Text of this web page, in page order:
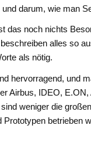
darum, wie man
das noch nichts
alles so
als nötig.
hervorragend, und
Airbus, IDEO,
weniger die
Prototypen betrieben